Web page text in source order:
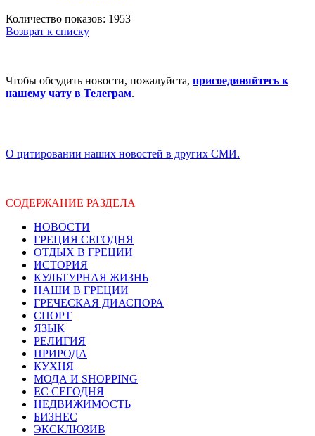
Количество показов: 1953
Возврат к списку
Чтобы обсудить новости, пожалуйста, присоединяйтесь к
нашему чату в Телеграм.
О цитировании наших новостей в других СМИ.
СОДЕРЖАНИЕ РАЗДЕЛА
НОВОСТИ
ГРЕЦИЯ СЕГОДНЯ
ОТДЫХ В ГРЕЦИИ
ИСТОРИЯ
КУЛЬТУРНАЯ ЖИЗНЬ
НАШИ В ГРЕЦИИ
ГРЕЧЕСКАЯ ДИАСПОРА
СПОРТ
ЯЗЫК
РЕЛИГИЯ
ПРИРОДА
КУХНЯ
МОДА И SHOPPING
ЕС СЕГОДНЯ
НЕДВИЖИМОСТЬ
БИЗНЕС
ЭКСКЛЮЗИВ